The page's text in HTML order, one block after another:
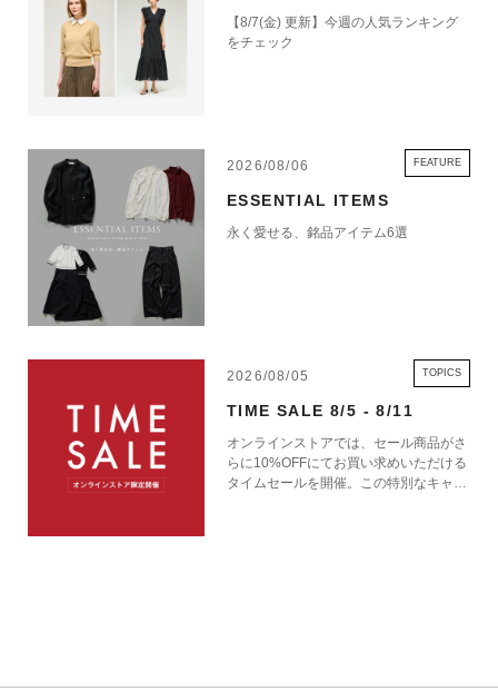
【8/7(金) 更新】今週の人気ランキング
をチェック
2026/08/06 FEATURE
ESSENTIAL ITEMS
永く愛せる、銘品アイテム6選
2026/08/05 TOPICS
TIME SALE 8/5 - 8/11
オンラインストアでは、セール商品がさ
らに10%OFFにてお買い求めいただける
タイムセールを開催。この特別なキャン